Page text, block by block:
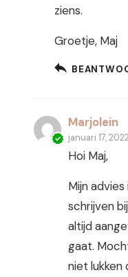
ziens.
Groetje, Maj
Marjolein
januari 17,
Hoi Maj,
Mijn
schrijven
altijd
gaat.
niet